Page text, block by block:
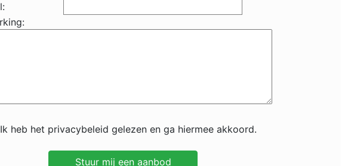
Ik heb het privacybeleid gelezen en ga hiermee akkoord.